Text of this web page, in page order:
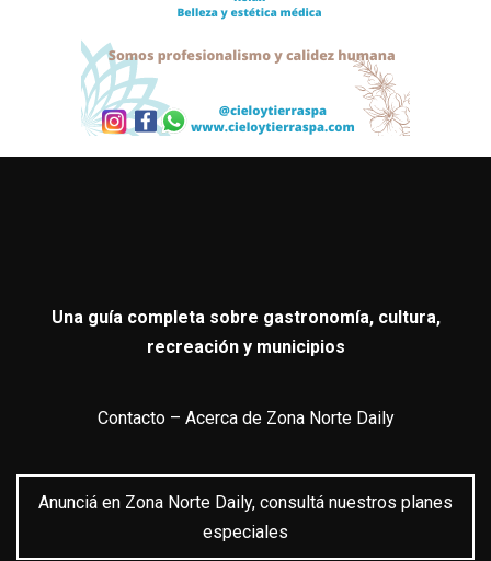
Una guía completa sobre gastronomía, cultura,
recreación y municipios
Contacto– Acerca de Zona Norte Daily
Anunciá en Zona Norte Daily, consultá nuestros planes
especiales